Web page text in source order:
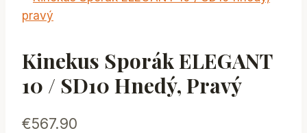
Kinekus Sporák ELEGANT
10 / SD10 Hnedý, Pravý
€567.90